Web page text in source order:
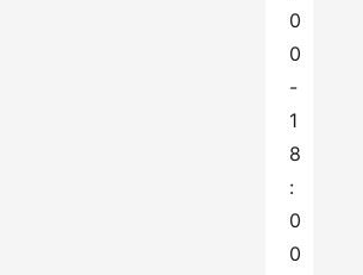
0
0
-
1
8
:
0
0